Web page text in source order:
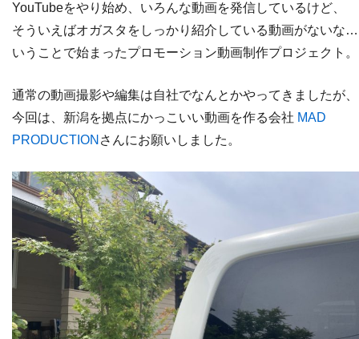
YouTubeをやり始め、いろんな動画を発信しているけど、
そういえばオガスタをしっかり紹介している動画がないな
いうことで始まったプロモーション動画制作プロジェクト。
通常の動画撮影や編集は自社でなんとかやってきましたが、
今回は、新潟を拠点にかっこいい動画を作る会社 MAD
PRODUCTION さんにお願いしました。